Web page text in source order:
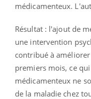
médicamenteux.
Résultat : l'ajout de
une intervention
contribué à
premiers mois, ce
médicamenteux ne
de la maladie chez